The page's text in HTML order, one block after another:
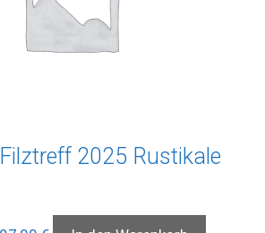
2025 Rustikale
Ursprünglicher
Aktueller